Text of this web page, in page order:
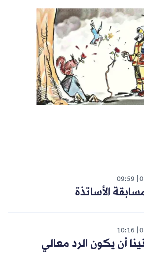
09:59
الأساتذة
10:16
أن يكون الرد معالي